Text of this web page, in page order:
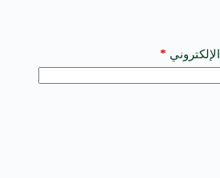
الإلكتروني *